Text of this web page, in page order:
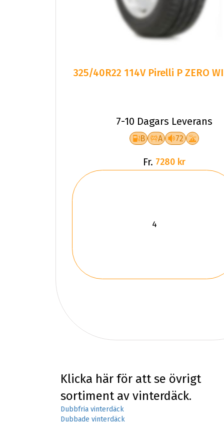
325/40R22 114V Pirelli P ZERO
7-10 Dagars Leverans
B A 72
Fr. 7280 kr
Klicka här för att se övrigt
sortiment av vinterdäck.
Dubbfria vinterdäck
Dubbade vinterdäck